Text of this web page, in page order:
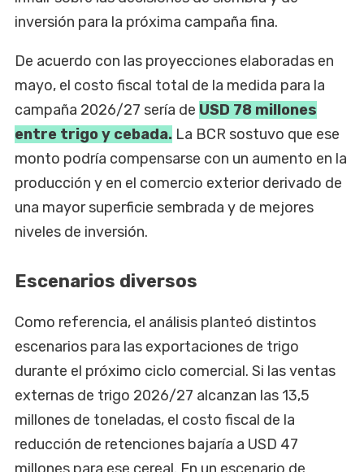
inversión para la próxima campaña fina.
De acuerdo con las proyecciones elaboradas en
mayo, el costo fiscal total de la medida para la
campaña 2026/27 sería de USD 78 millones
entre trigo y cebada. La BCR sostuvo que ese
monto podría compensarse con un aumento en la
producción y en el comercio exterior derivado de
una mayor superficie sembrada y de mejores
niveles de inversión.
Escenarios diversos
Como referencia, el análisis planteó distintos
escenarios para las exportaciones de trigo
durante el próximo ciclo comercial. Si las ventas
externas de trigo 2026/27 alcanzan las 13,5
millones de toneladas, el costo fiscal de la
reducción de retenciones bajaría a USD 47